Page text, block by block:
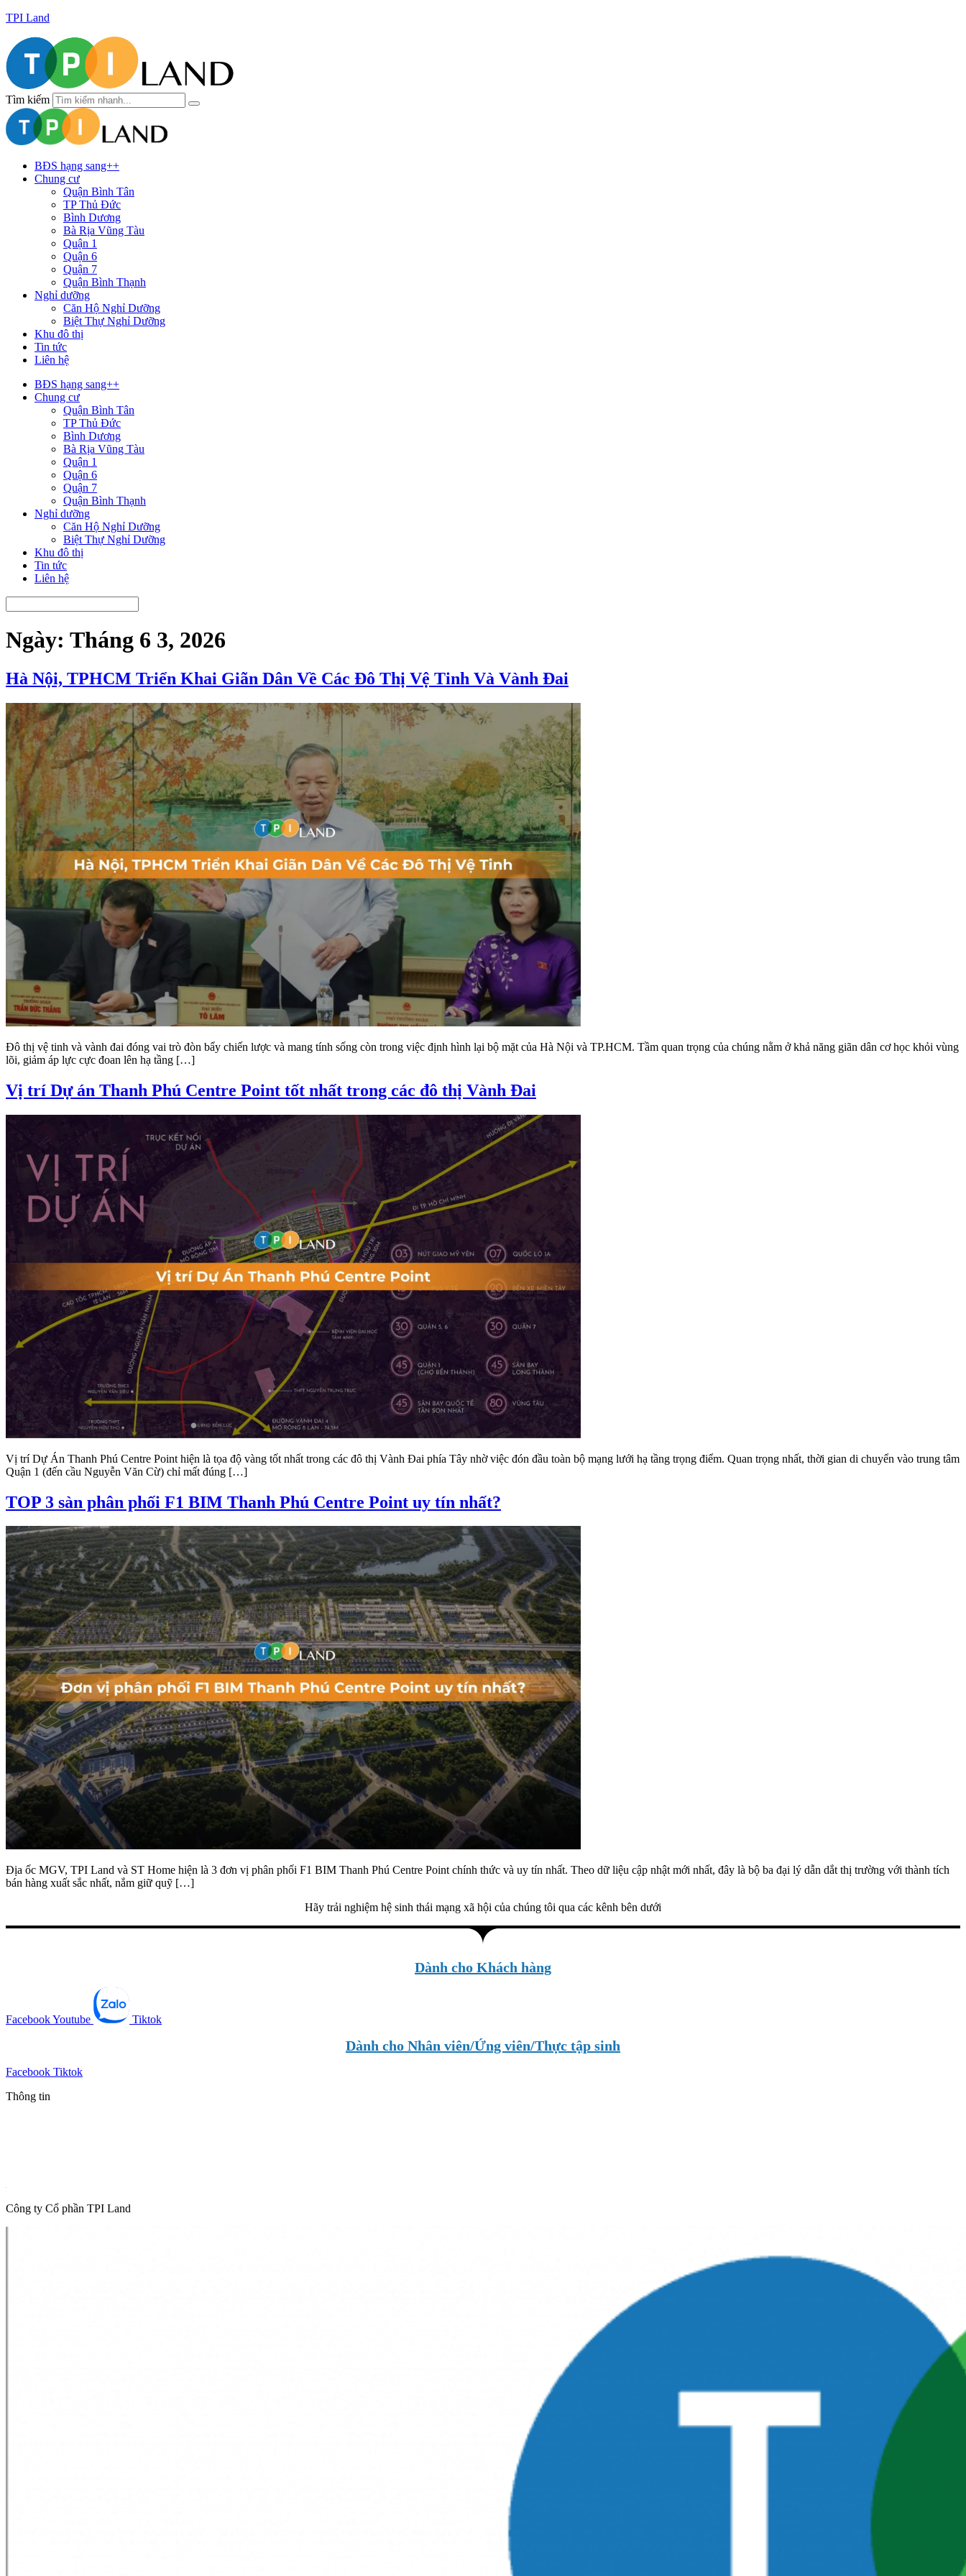
TPI Land
Tìm kiếm
BĐS hạng sang++
Chung cư
Quận Bình Tân
TP Thủ Đức
Bình Dương
Bà Rịa Vũng Tàu
Quận 1
Quận 6
Quận 7
Quận Bình Thạnh
Nghỉ dưỡng
Căn Hộ Nghỉ Dưỡng
Biệt Thự Nghỉ Dưỡng
Khu đô thị
Tin tức
Liên hệ
BĐS hạng sang++
Chung cư
Quận Bình Tân
TP Thủ Đức
Bình Dương
Bà Rịa Vũng Tàu
Quận 1
Quận 6
Quận 7
Quận Bình Thạnh
Nghỉ dưỡng
Căn Hộ Nghỉ Dưỡng
Biệt Thự Nghỉ Dưỡng
Khu đô thị
Tin tức
Liên hệ
Ngày: Tháng 6 3, 2026
Hà Nội, TPHCM Triển Khai Giãn Dân Về Các Đô Thị Vệ Tinh Và Vành Đai
Đô thị vệ tinh và vành đai đóng vai trò đòn bẩy chiến lược và mang tính sống còn trong việc định hình lại bộ mặt của Hà Nội và TP.HCM. Tầm quan trọng của chúng nằm ở khả năng giãn dân cơ học khỏi vùng
lõi, giảm áp lực cực đoan lên hạ tầng […]
Vị trí Dự án Thanh Phú Centre Point tốt nhất trong các đô thị Vành Đai
Vị trí Dự Án Thanh Phú Centre Point hiện là tọa độ vàng tốt nhất trong các đô thị Vành Đai phía Tây nhờ việc đón đầu toàn bộ mạng lưới hạ tầng trọng điểm. Quan trọng nhất, thời gian di chuyển vào trung tâm
Quận 1 (đến cầu Nguyễn Văn Cừ) chỉ mất đúng […]
TOP 3 sàn phân phối F1 BIM Thanh Phú Centre Point uy tín nhất?
Địa ốc MGV, TPI Land và ST Home hiện là 3 đơn vị phân phối F1 BIM Thanh Phú Centre Point chính thức và uy tín nhất. Theo dữ liệu cập nhật mới nhất, đây là bộ ba đại lý dẫn dắt thị trường với thành tích
bán hàng xuất sắc nhất, nắm giữ quỹ […]
Hãy trải nghiệm hệ sinh thái mạng xã hội của chúng tôi qua các kênh bên dưới
Dành cho Khách hàng
FacebookYoutube Tiktok
Dành cho Nhân viên/Ứng viên/Thực tập sinh
Facebook Tiktok
Thông tin
Công ty Cổ phần TPI Land